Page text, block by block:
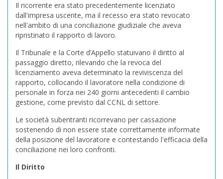
Il ricorrente era stato precedentemente licenziato
dall'impresa uscente, ma il recesso era stato revocato
nell'ambito di una conciliazione giudiziale che aveva
ripristinato il rapporto di lavoro.
Il Tribunale e la Corte d’Appello statuivano il diritto al
passaggio diretto, rilevando che la revoca del
licenziamento aveva determinato la reviviscenza del
rapporto, collocando il lavoratore nella condizione di
personale in forza nei 240 giorni antecedenti il cambio
gestione, come previsto dal CCNL di settore.
Le società subentranti ricorrevano per cassazione
sostenendo di non essere state correttamente informate
della posizione del lavoratore e contestando l'efficacia della
conciliazione nei loro confronti.
Il Diritto